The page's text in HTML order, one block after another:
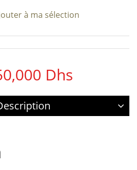
à ma sélection
Dhs